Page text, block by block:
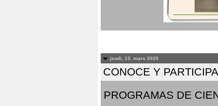
jeudi, 13. mars 2025
CONOCE Y
PROGRAMAS DE